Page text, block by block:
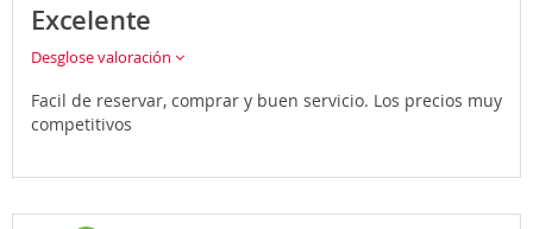
Excelente
Desglose valoración
Facil de reservar, comprar y buen servicio. Los precios muy
competitivos